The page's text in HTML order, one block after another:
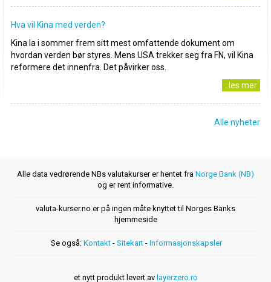
Hva vil Kina med verden?
Kina la i sommer frem sitt mest omfattende dokument om
hvordan verden bør styres. Mens USA trekker seg fra FN, vil Kina
reformere det innenfra. Det påvirker oss.
..les mer
Alle nyheter
Alle data vedrørende NBs valutakurser er hentet fra Norge Bank (NB)
og er rent informative.
valuta-kurser.no er på ingen måte knyttet til Norges Banks
hjemmeside
Se også: Kontakt - Sitekart - Informasjonskapsler
et nytt produkt levert av layerzero.ro